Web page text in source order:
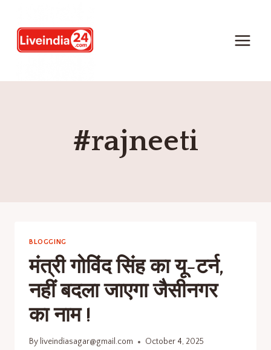
#rajneeti
BLOGGING
मंत्री गोविंद सिंह का यू-टर्न,
नहीं बदला जाएगा जैसीनगर
का नाम !
By liveindiasagar@gmail.com October 4, 2025